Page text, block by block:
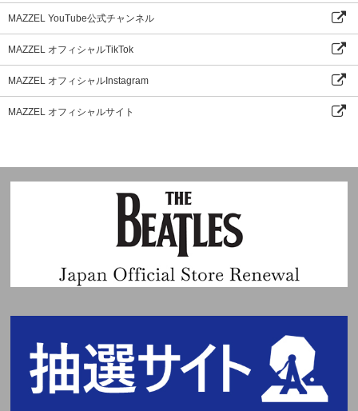
MAZZEL YouTube公式チャンネル
MAZZEL オフィシャルTikTok
MAZZEL オフィシャルInstagram
MAZZEL オフィシャルサイト